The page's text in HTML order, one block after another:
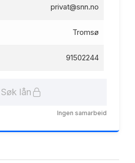
privat@snn.no
Tromsø
91502244
Søk lån
Ingen samarbeid